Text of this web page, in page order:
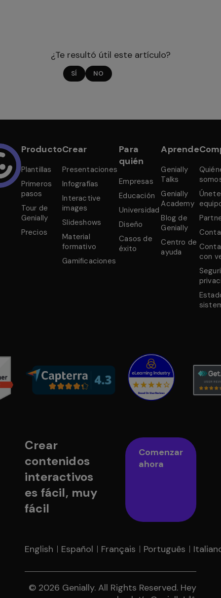
¿Te resultó útil este artículo?
SÍ NO
Producto
Plantillas
Primeros
pasos
Tour de
Genially
Precios
Crear
Presentaciones
Infografías
Interactive
images
Slideshows
Material
formativo
Gamificaciones
Para
quién
Empresas
Educación
Universidad
Diseño
Casos de
éxito
Aprende
Genially
Talks
Genially
Academy
Blog de
Genially
Centro de
ayuda
con
Crear
contenidos
interactivos
es fácil, muy
fácil
Comenzar
ahora
English Español Français Português
© 2026 Genially. All Rights Reserved. Hey